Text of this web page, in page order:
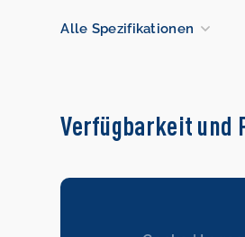
Alle Spezifikationen
Verfügbarkeit und